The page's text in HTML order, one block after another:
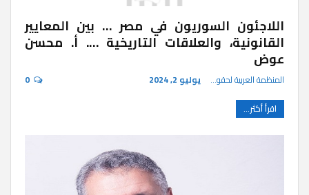
اللاجئون السوريون في مصر … بين المعايير
القانونية، والعلاقات التاريخية …. أ. محسن
عوض
المنظمة العربية لحقوق الإنسان يوليو 2, 2024
اقرأ أكثر...